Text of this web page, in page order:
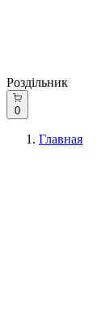
Роздільник
0
Главная